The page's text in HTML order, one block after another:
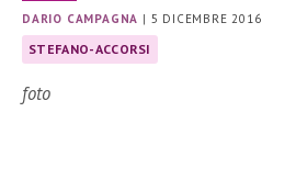
DARIO CAMPAGNA | 5 DICEMBRE 2016
STEFANO-ACCORSI
foto